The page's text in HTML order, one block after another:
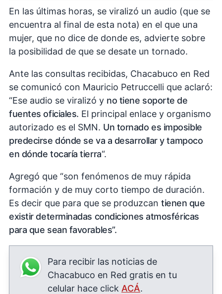
En las últimas horas, se viralizó un audio (que se
encuentra al final de esta nota) en el que una
mujer, que no dice de donde es, advierte sobre
la posibilidad de que se desate un tornado.
Ante las consultas recibidas, Chacabuco en Red
se comunicó con Mauricio Petruccelli que aclaró:
“Ese audio se viralizó y no tiene soporte de
fuentes oficiales. El principal enlace y organismo
autorizado es el SMN. Un tornado es imposible
predecirse dónde se va a desarrollar y tampoco
en dónde tocaría tierra“.
Agregó que “son fenómenos de muy rápida
formación y de muy corto tiempo de duración.
Es decir que para que se produzcan tienen que
existir determinadas condiciones atmosféricas
para que sean favorables”.
Para recibir las noticias de
Chacabuco en Red gratis en tu
celular hace click ACÁ.